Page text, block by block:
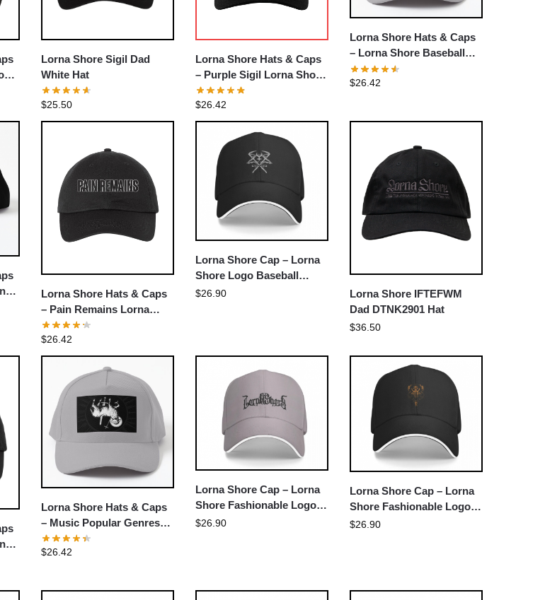
Lorna Shore Sigil Dad
White Hat
$25.50
Lorna Shore Hats & Caps
– Purple Sigil Lorna Shore
Baseball Cap
$26.42
Lorna Shore Hats & Caps
– Lorna Shore Baseball
Cap
$26.42
Lorna Shore Hats & Caps
– Pain Remains Lorna
Shore Baseball Cap
$26.42
Lorna Shore Cap – Lorna
Shore Logo Baseball
Custom Cap
$26.90
Lorna Shore IFTEFWM
Dad DTNK2901 Hat
$36.50
Lorna Shore Hats & Caps
– Music Popular Genres:
Deathcore Baseball Cap
$26.42
Lorna Shore Cap – Lorna
Shore Fashionable Logo
Grey Cap
$26.90
Lorna Shore Cap – Lorna
Shore Fashionable Logo
Cap
$26.90